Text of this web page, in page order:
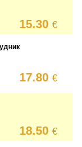
15.30€
17.80€
18.50€